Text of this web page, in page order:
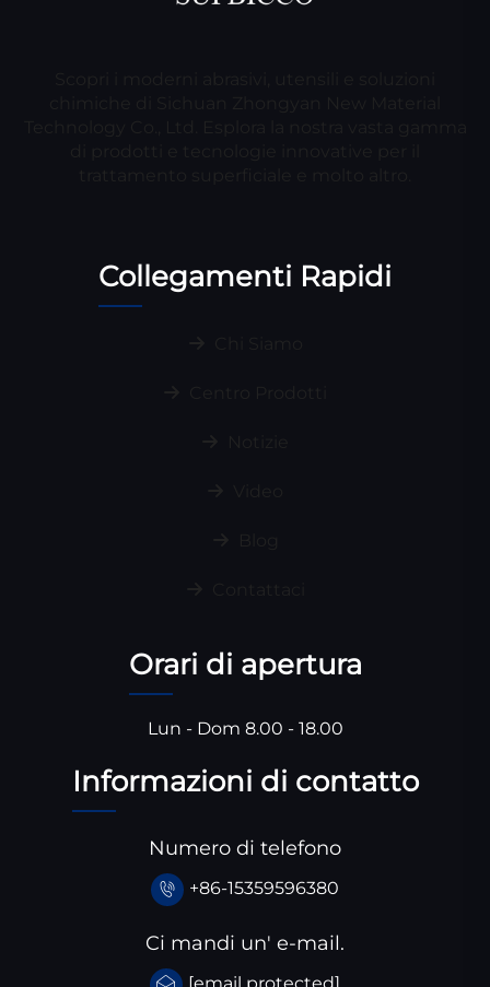
Collegamenti Rapidi
Orari di apertura
Lun - Dom 8.00 - 18.00
Informazioni di contatto
Numero di telefono
+86-15359596380
Ci mandi un' e-mail.